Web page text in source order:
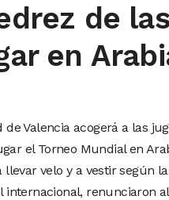
de
en
Valencia acogerá a las
el Torneo Mundial en
velo y a vestir según
internacional, renunciaron